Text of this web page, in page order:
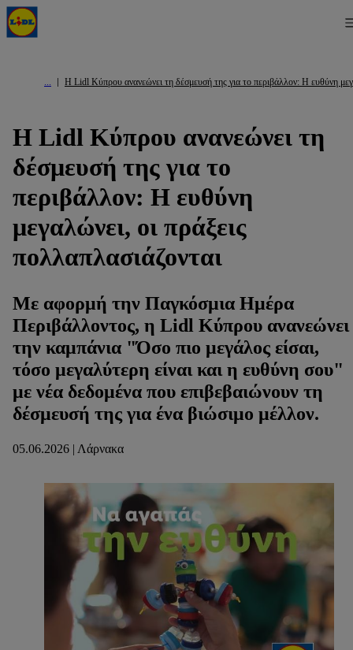
Η Lidl Κύπρου ανανεώνει τη δέσμευσή της για το περιβάλλον: Η ευθύνη
Η Lidl Κύπρου ανανεώνει τη
δέσμευσή της για το
περιβάλλον: Η ευθύνη
μεγαλώνει, οι πράξεις
πολλαπλασιάζονται
Με αφορμή την Παγκόσμια Ημέρα
Περιβάλλοντος, η Lidl Κύπρου ανανεώνει
την καμπάνια "Όσο πιο μεγάλος είσαι,
τόσο μεγαλύτερη είναι και η ευθύνη σου"
με νέα δεδομένα που επιβεβαιώνουν τη
δέσμευσή της για ένα βιώσιμο μέλλον.
05.06.2026 | Λάρνακα